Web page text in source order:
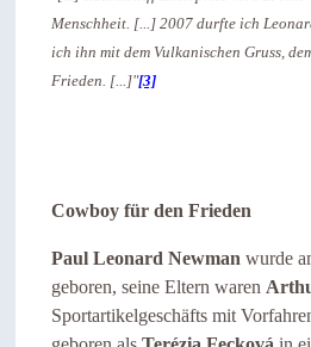
Menschheit. [...] 2007 durfte ich
ich ihn mit dem Vulkanischen Gruss,
Frieden. [...]"[3]
Cowboy für den Frieden
Paul Leonard Newman wurde
geboren, seine Eltern waren
Sportartikelgeschäfts mit